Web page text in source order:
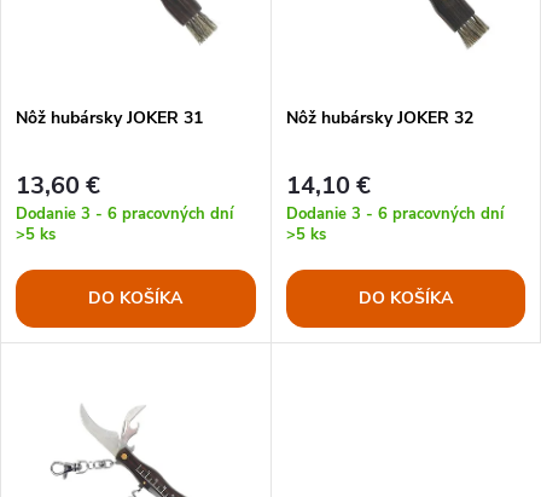
e
p
r
o
s
p
r
o
d
Nôž hubársky JOKER 31
13,60 €
Dodanie 3 - 6 pracovných dní
>5 ks
DO KOŠÍKA
Nôž hubársky JOKER 32
14,10 €
Dodanie 3 - 6 pracovných dní
>5 ks
DO KOŠÍKA